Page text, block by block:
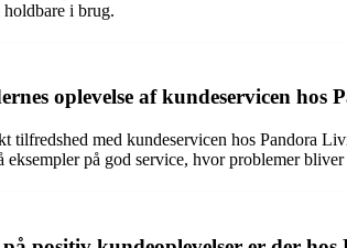
holdbare i brug.
oplevelse af kundeservicen hos
tilfredshed med kundeservicen hos Pandora
eksempler på god service, hvor problemer